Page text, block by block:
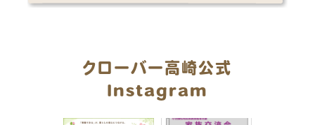
クローバー高崎公式
Instagram